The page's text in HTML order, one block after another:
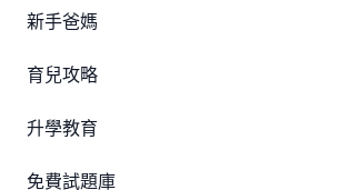
新手爸媽
育兒攻略
升學教育
免費試題庫